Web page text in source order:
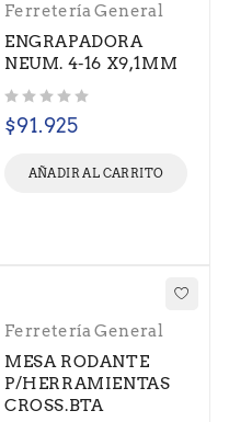
Ferretería General
ENGRAPADORA
NEUM. 4-16 X9,1MM
$91.925
AÑADIR AL CARRITO
Ferretería General
MESA RODANTE
P/HERRAMIENTAS
CROSS.BTA